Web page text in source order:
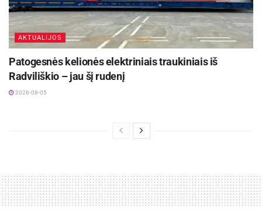
AKTUALIJOS
Patogesnės kelionės elektriniais traukiniais iš
Radviliškio – jau šį rudenį
2026-08-05